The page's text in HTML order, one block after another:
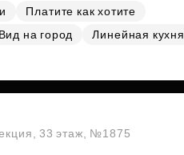
Платите как хотите
Вид на город
Линейная кухня
33 этаж, №1875